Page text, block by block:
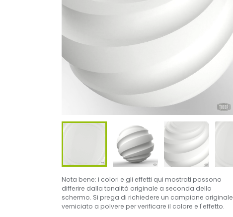
Nota bene: i colori e gli effetti qui mostrati possono
differire dalla tonalità originale a seconda dello
schermo. Si prega di richiedere un campione originale
verniciato a polvere per verificare il colore e l'effetto.